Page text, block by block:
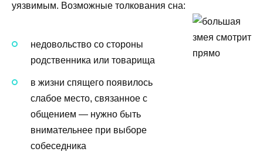
уязвимым. Возможные толкования сна:
недовольство со стороны
родственника или товарища
в жизни спящего появилось
слабое место, связанное с
общением — нужно быть
внимательнее при выборе
собеседника